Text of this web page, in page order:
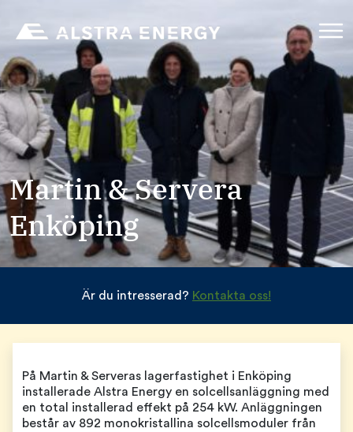
Martin & Servera
Enköping
Är du intresserad? Kontakta oss!
På Martin & Serveras lagerfastighet i Enköping
installerade Alstra Energy en solcellsanläggning med
en total installerad effekt på 254 kW. Anläggningen
består av 892 monokristallina solcellsmoduler från